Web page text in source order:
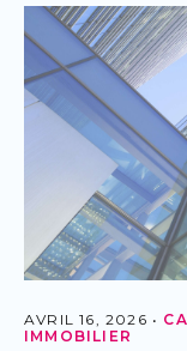
AVRIL 16, 2026 •
IMMOBILIER